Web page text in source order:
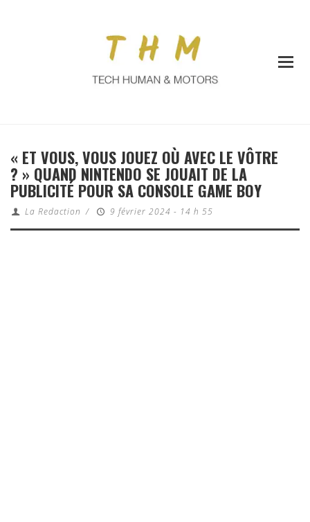
« ET VOUS, VOUS JOUEZ OÙ AVEC LE VÔTRE
? » QUAND NINTENDO SE JOUAIT DE LA
PUBLICITÉ POUR SA CONSOLE GAME BOY
La Redaction / 9 février 2024 - 14 h 55